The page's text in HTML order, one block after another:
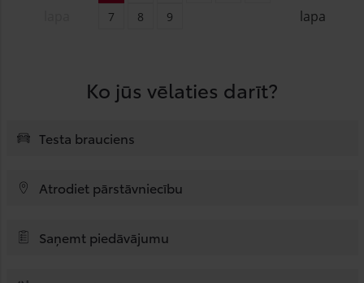
lapa
7
8 9
Ko jūs vēlaties darīt?
Testa brauciens
Atrodiet pārstāvniecību
Saņemt piedāvājumu